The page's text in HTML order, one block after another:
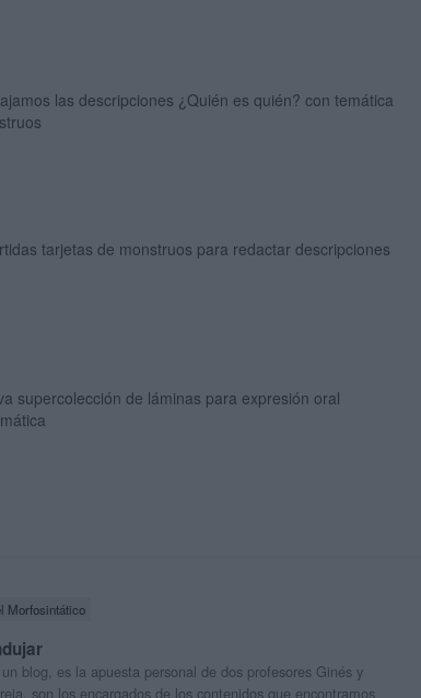
las descripciones ¿Quién es quién? con temática
tarjetas de monstruos para redactar descripciones
supercolección de láminas para expresión oral
Morfosintático
blog, es la apuesta personal de dos profesores Ginés y
son los encargados de los contenidos que encontramos